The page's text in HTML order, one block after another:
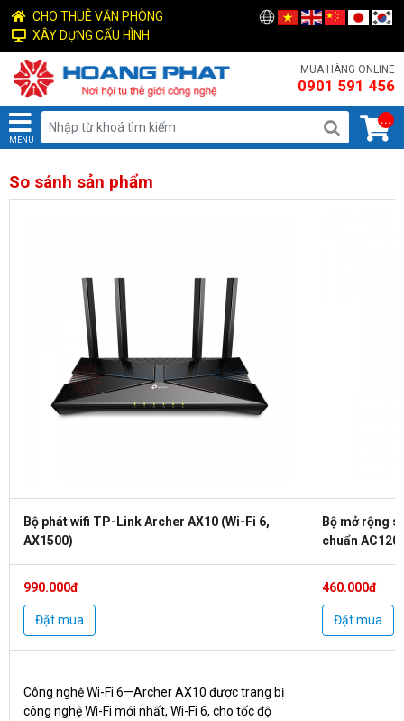
CHO THUÊ VĂN PHÒNG
XÂY DỰNG CẤU HÌNH
MUA HÀNG ONLINE
0901 591 456
MENU
...
So sánh sản phẩm
Bộ phát wifi TP-Link Archer AX10 (Wi-Fi 6,
AX1500)
Bộ mở rộng
chuẩn
990.000đ
Đặt mua
460.000đ
Đặt mua
Công nghệ Wi-Fi 6—Archer AX10 được trang bị
công nghệ Wi-Fi mới nhất, Wi-Fi 6, cho tốc độ